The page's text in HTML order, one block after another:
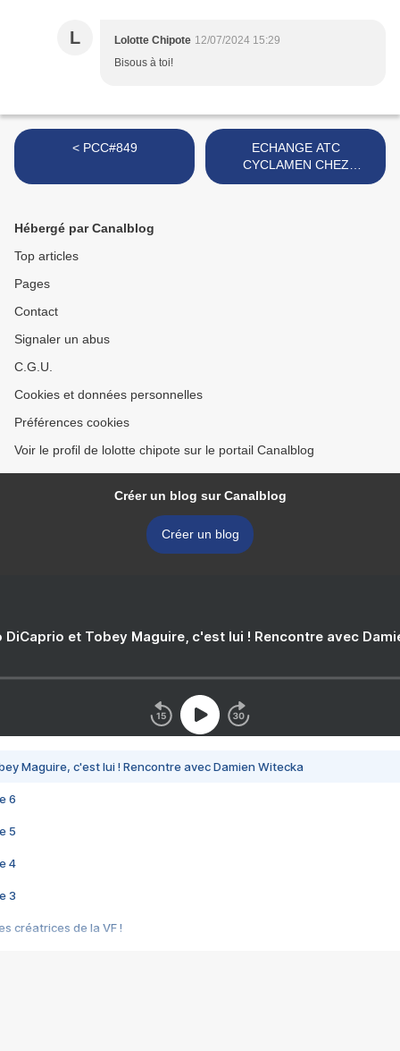
L Lolotte Chipote 12/07/2024 15:29
Bisous à toi!
< PCC#849
ECHANGE ATC
CYCLAMEN CHEZ
TORTUE >
Hébergé par Canalblog
Top articles
Pages
Contact
Signaler un abus
C.G.U.
Cookies et données personnelles
Préférences cookies
Voir le profil de lolotte chipote sur le portail Canalblog
Créer un blog sur Canalblog
Créer un blog
DiCaprio et Tobey Maguire, c'est lui ! Rencontre avec
Maguire, c'est lui ! Rencontre avec Damien Witecka
6
5
4
3
créatrices de la VF !